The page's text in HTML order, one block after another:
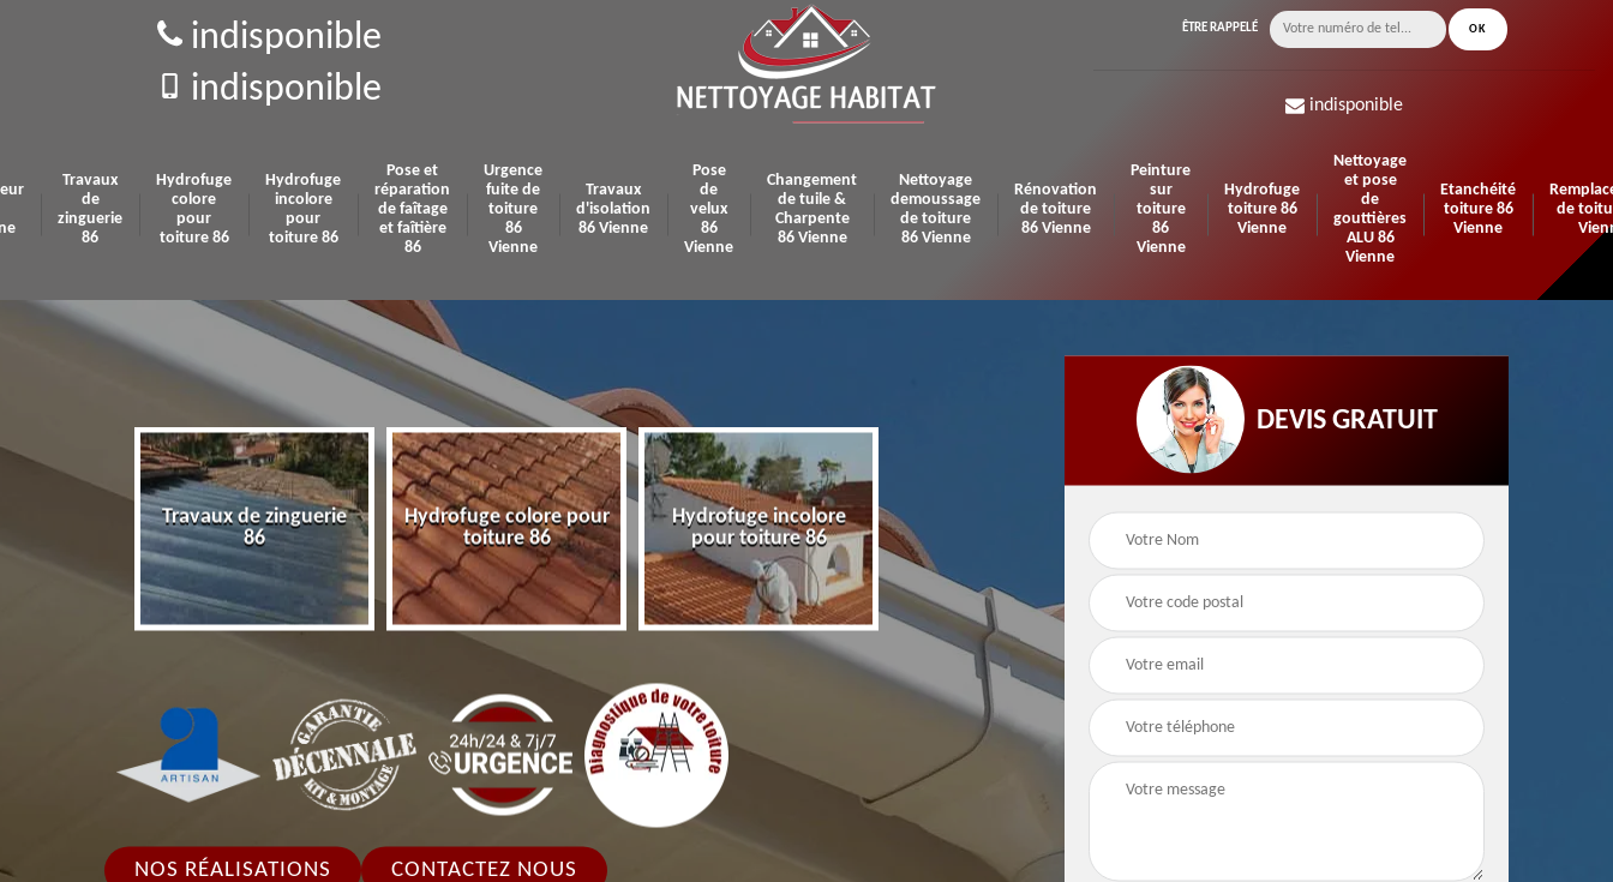
indisponible
indisponible
ÊTRE RAPPELÉ
indisponible
Travaux
de
zinguerie
86
Hydrofuge
colore
pour
toiture 86
Hydrofuge
incolore
pour
toiture 86
Pose et
réparation
de faîtage
et faîtière
86
Urgence
fuite de
toiture
86
Vienne
Travaux
d'isolation
86 Vienne
Pose
de
velux
86
Vienne
Changement
de tuile &
Charpente
86 Vienne
Nettoyage
demoussage
de toiture
86 Vienne
Rénovation
de toiture
86 Vienne
Peinture
sur
toiture
86
Vienne
Hydrofuge
toiture 86
Vienne
Nettoyage
et pose
de
gouttières
ALU 86
Vienne
Etanchéité
toiture 86
Vienne
de
Travaux de zinguerie
86
Hydrofuge colore pour
toiture 86
Hydrofuge incolore
pour toiture 86
Pose et réparation de
faîtage et faîtière 86
Urgence fuite de
toiture 86 Vienne
Travaux d'isolation 86
Vienne
NOS RÉALISATIONS CONTACTEZ NOUS
DEVIS GRATUIT